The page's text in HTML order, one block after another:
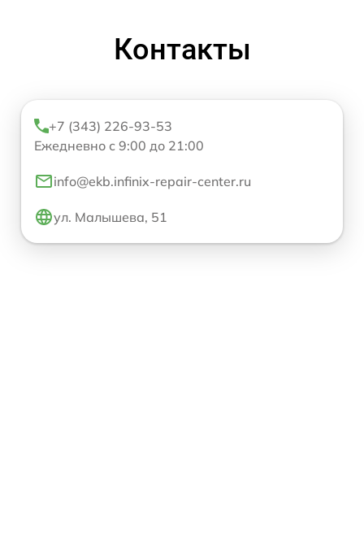
Контакты
+7 (343) 226-93-53
Ежедневно с 9:00 до 21:00
info@ekb.infinix-repair-center.ru
ул. Малышева, 51